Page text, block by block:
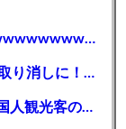
【悲報】論客米山隆一、Xで夫婦喧嘩wwwwwwwwwwww
【芸能】高橋真麻「80代で免許を全員取り消しに！」 高齢ドライバーの事故問題で、高齢者の運転免許取り消し法を提案
【🗻】「富士山きれいに撮りたい」外国人観光客のレンタカー事故が急増…「ハンドルが逆で慣れず」、道の狭さも